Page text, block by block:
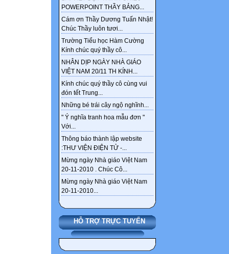
POWERPOINT THẦY BẢNG...
Cám ơn Thầy Dương Tuấn Nhật!
Chúc Thầy luôn tươi...
Trường Tiểu học Hàm Cường
Kính chúc quý thầy cô...
NHÂN DỊP NGÀY NHÀ GIÁO
VIỆT NAM 20/11 TH KÍNH...
Kính chúc quý thầy cô cùng vui
đón tết Trung...
Những bé trái cây ngộ nghĩnh...
" Ý nghĩa tranh hoa mẫu đơn "
Với...
Thông báo thành lập website
:THƯ VIỆN ĐIỆN TỬ -...
Mừng ngày Nhà giáo Việt Nam
20-11-2010 . Chúc Cô...
Mừng ngày Nhà giáo Việt Nam
20-11-2010...
HỖ TRỢ TRỰC TUYẾN